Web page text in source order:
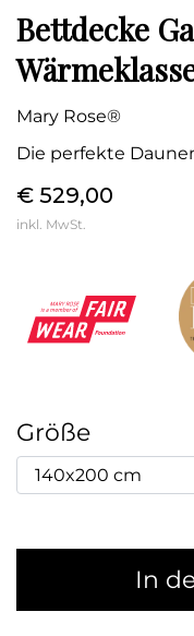
Bettdecke
Mary Rose®
Die perfekte
€ 529,00
inkl. MwSt.
Größe
In